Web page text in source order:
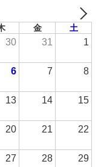
金 土
30 31 1
6 7 8
13 14 15
20 21 22
27 28 29